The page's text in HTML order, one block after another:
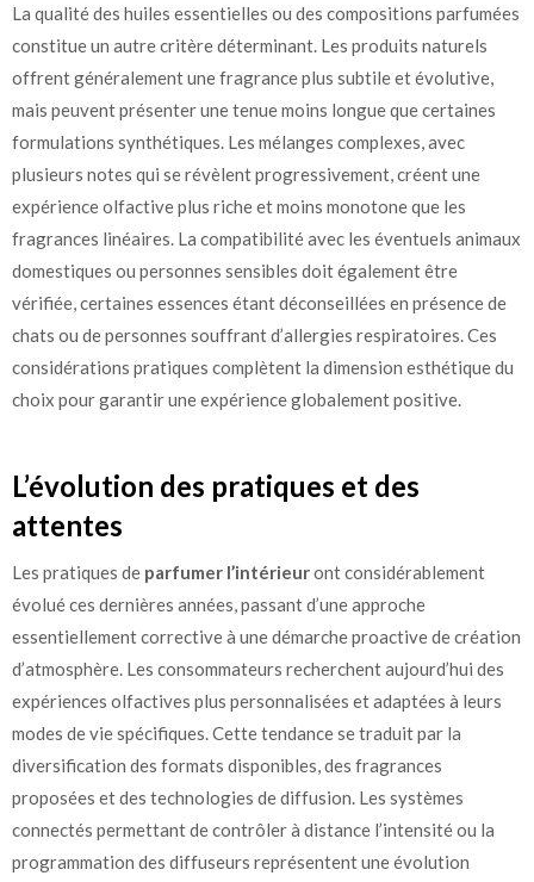
La qualité des huiles essentielles ou des compositions parfumées
constitue un autre critère déterminant. Les produits naturels
offrent généralement une fragrance plus subtile et évolutive,
mais peuvent présenter une tenue moins longue que certaines
formulations synthétiques. Les mélanges complexes, avec
plusieurs notes qui se révèlent progressivement, créent une
expérience olfactive plus riche et moins monotone que les
fragrances linéaires. La compatibilité avec les éventuels animaux
domestiques ou personnes sensibles doit également être
vérifiée, certaines essences étant déconseillées en présence de
chats ou de personnes souffrant d’allergies respiratoires. Ces
considérations pratiques complètent la dimension esthétique du
choix pour garantir une expérience globalement positive.
L’évolution des pratiques et des
attentes
Les pratiques de parfumer l’intérieuront considérablement
évolué ces dernières années, passant d’une approche
essentiellement corrective à une démarche proactive de création
d’atmosphère. Les consommateurs recherchent aujourd’hui des
expériences olfactives plus personnalisées et adaptées à leurs
modes de vie spécifiques. Cette tendance se traduit par la
diversification des formats disponibles, des fragrances
proposées et des technologies de diffusion. Les systèmes
connectés permettant de contrôler à distance l’intensité ou la
programmation des diffuseurs représentent une évolution